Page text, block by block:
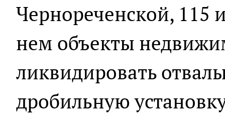
Чернореченской, 115
нем объекты
ликвидировать
дробильную